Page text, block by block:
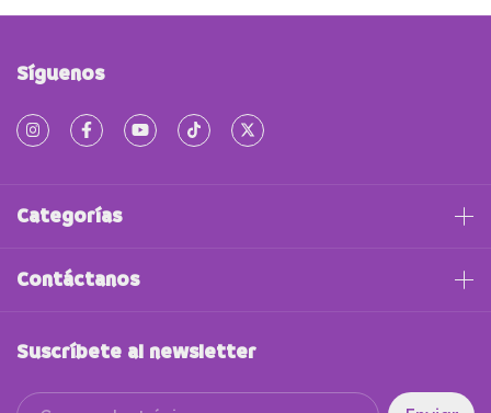
Síguenos
Categorías
Contáctanos
Suscríbete al newsletter